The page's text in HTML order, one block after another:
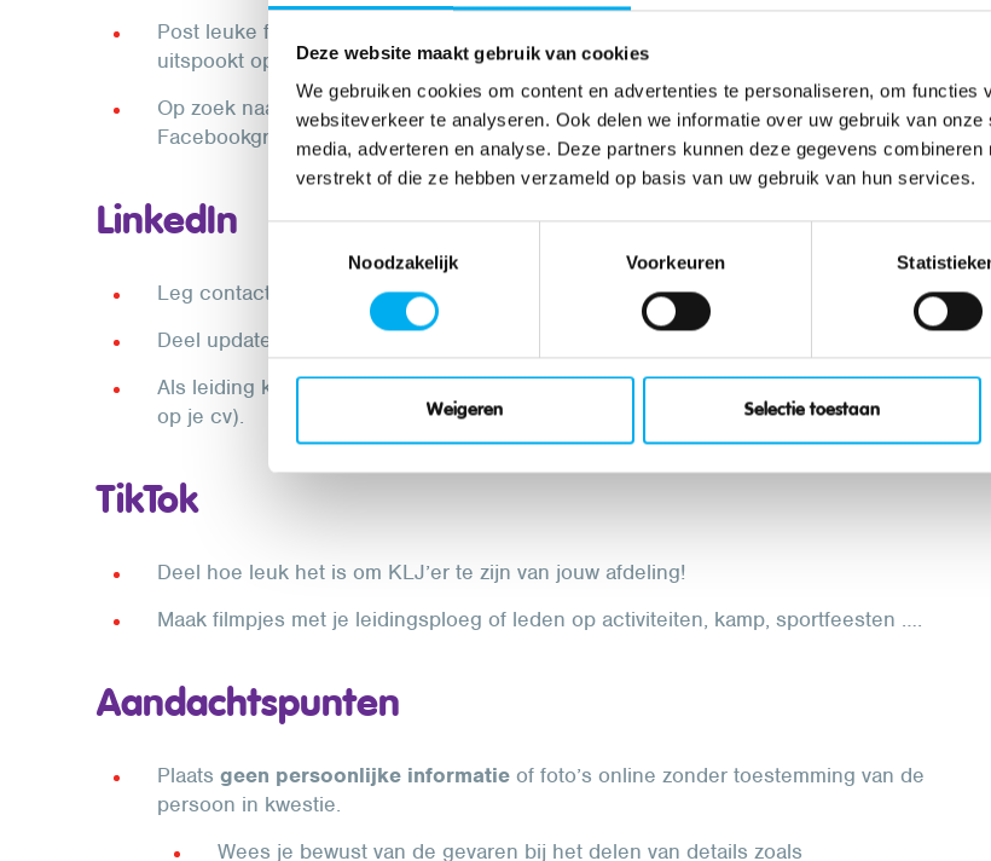
Deze website maakt gebruik van cookies
We gebruiken cookies om content en advertenties te personaliseren, om functies
websiteverkeer te analyseren. Ook delen we informatie over uw gebruik van
media, adverteren en analyse. Deze partners kunnen deze gegevens
verstrekt of die ze hebben verzameld op basis van uw gebruik van hun services.
Noodzakelijk
Voorkeuren
Weigeren Selectie toestaan
Post leuke foto’s van activiteiten, kamp … zo zien ouders ook eens wat hun kind
uitspookt op de KLJ.
Op zoek naar spullen of helpende handen? Doe eens een oproep in de
Facebookgroep van jouw gemeente.
LinkedIn
Leg contacten met partners, bedrijven en andere jeugdorganisaties.
Deel updates over samenwerkingen met partners.
Als leiding kan je je KLJ-ervaring vermelden als vrijwilligerswerk (dit staat ook goed
op je cv).
TikTok
Deel hoe leuk het is om KLJ’er te zijn van jouw afdeling!
Maak filmpjes met je leidingsploeg of leden op activiteiten, kamp, sportfeesten ….
Aandachtspunten
Plaats geen persoonlijke informatie of foto’s online zonder toestemming van de
persoon in kwestie.
Wees je bewust van de gevaren bij het delen van details zoals